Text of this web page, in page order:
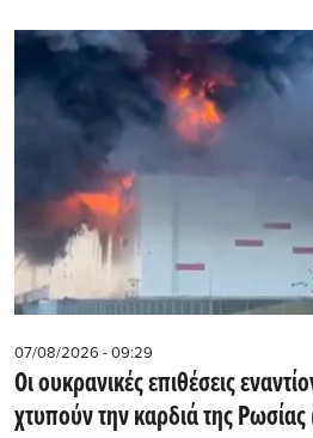
07/08/2026 - 09:29
Οι ουκρανικές επιθέσεις
χτυπούν την καρδιά της